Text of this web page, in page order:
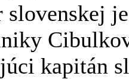
slovenskej
kapitán